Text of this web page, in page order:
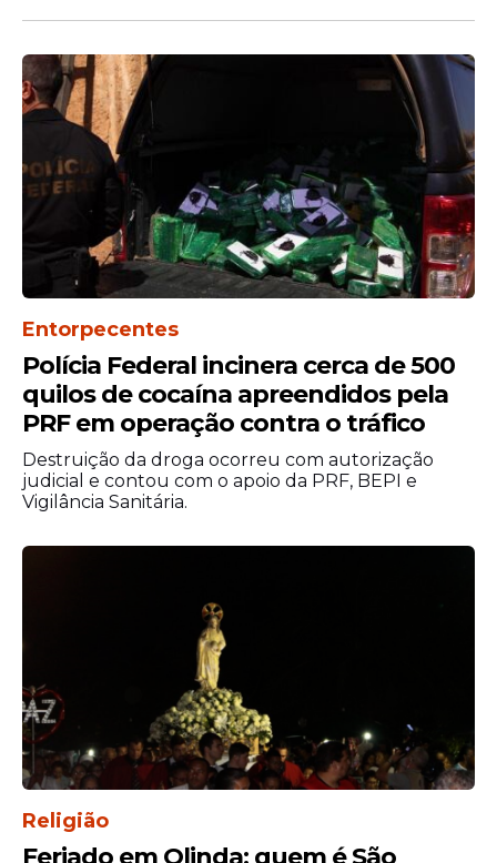
O concurso 2925 manteve a tradição da
Lotomania de atrair jogadores em busca
de prêmios elevados e diferentes
possibilidades de acerto. A modalidade
costuma registrar movimentação intensa
quando os valores acumulados crescem ao
reforçou a rotina de apostadores que
acompanham os sorteios semanais da
modalidade. Após a divulgação das
dezenas, jogadores já começaram a
analisar combinações e tendências para os
próximos concursos.
Entorpecentes
Polícia Federal incinera cerca de 500
quilos de cocaína apreendidos pela
PRF em operação contra o tráfico
Destruição da droga ocorreu com autorização
judicial e contou com o apoio da PRF, BEPI e
Vigilância Sanitária.
Religião
Feriado em Olinda: quem é São